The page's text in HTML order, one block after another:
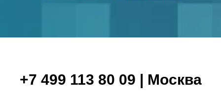
+7 499 113 80 09 | Москва